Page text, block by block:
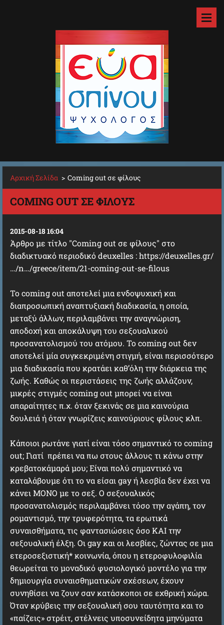
Αρχική Σελίδα > Coming out σε φίλους
COMING OUT ΣΕ ΦΊΛΟΥΣ
2015-08-18 16:04
Άρθρο με τίτλο "Coming out σε φίλους" στο
διαδικτυακό περιοδικό deuxelles : https://deuxelles.gr/
…/n…/greece/item/21-coming-out-se-filous
Το coming out αποτελεί μια ενδοψυχική και
διαπροσωπική αναπτυξιακή διαδικασία, η οποία,
μεταξύ άλλων, περιλαμβάνει την αναγνώριση,
αποδοχή και αποκάλυψη του σεξουαλικού
προσανατολισμού του ατόμου. Το coming out δεν
αποτελεί μία συγκεκριμένη στιγμή, είναι περισσότερο
μια διαδικασία που κρατάει καθ’όλη την διάρκεια της
ζωής. Καθώς οι περιστάσεις της ζωής αλλάζουν,
μικρές στιγμές coming out μπορεί να είναι
απαραίτητες π.χ. όταν ξεκινάς σε μια καινούρια
δουλειά ή όταν γνωρίζεις καινούριους φίλους κλπ.
Κάποιοι ρωτάνε γιατί είναι τόσο σημαντικό το coming
out; Γιατί πρέπει να πω στους άλλους τι κάνω στην
κρεβατοκάμαρά μου; Είναι πολύ σημαντικό να
καταλάβουμε ότι το να είσαι gay ή λεσβία δεν έχει να
κάνει ΜΟΝΟ με το σεξ. Ο σεξουαλικός
προσανατολισμός περιλαμβάνει τόσο την αγάπη, τον
ρομαντισμό, την τρυφερότητα, τα ερωτικά
συναισθήματα, τις φαντασιώσεις όσο ΚΑΙ την
σεξουαλική έλξη. Οι gay και οι λεσβίες, ζώντας σε μια
ετεροσεξιστική* κοινωνία, όπου η ετεροφυλοφιλία
θεωρείται το μοναδικό φυσιολογικό μοντέλο για την
δημιουργία συναισθηματικών σχέσεων, έχουν
συνηθίσει να ζουν σαν κατάσκοποι σε εχθρική χώρα.
Όταν κρύβεις την σεξουαλική σου ταυτότητα και το
«παίζεις» στρέιτ, στέλνεις υποσυνείδητα μηνύματα